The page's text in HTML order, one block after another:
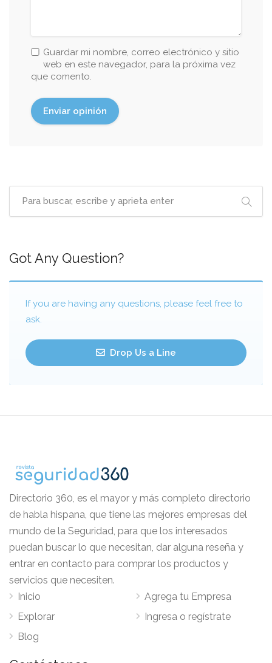
Guardar mi nombre, correo electrónico y sitio
web en este navegador, para la próxima vez
que comento.
Got Any Question?
If you are having any questions, please feel free to
ask.
Drop Us a Line
Directorio 360, es el mayor y más completo directorio
de habla hispana, que tiene las mejores empresas del
mundo de la Seguridad, para que los interesados
puedan buscar lo que necesitan, dar alguna reseña y
entrar en contacto para comprar los productos y
servicios que necesiten.
Inicio
Explorar
Blog
Agrega tu Empresa
Ingresa o regístrate